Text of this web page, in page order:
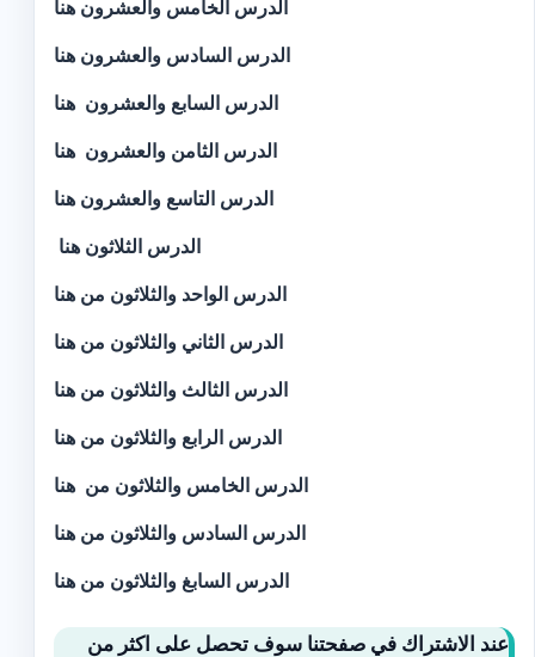
الدرس الخامس والعشرون هنا
الدرس السادس والعشرون هنا
الدرس السابع والعشرون هنا
الدرس الثامن والعشرون هنا
الدرس التاسع والعشرون هنا
الدرس الثلاثون هنا
الدرس الواحد والثلاثون من هنا
الدرس الثاني والثلاثون من هنا
الدرس الثالث والثلاثون من هنا
الدرس الرابع والثلاثون من هنا
الدرس الخامس والثلاثون من هنا
الدرس السادس والثلاثون من هنا
الدرس السابغ والثلاثون من هنا
عند الاشتراك في صفحتنا سوف تحصل على اكثر من